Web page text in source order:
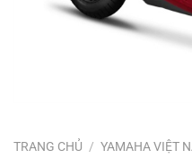
TRANG CHỦ / YAMAHA VIỆT